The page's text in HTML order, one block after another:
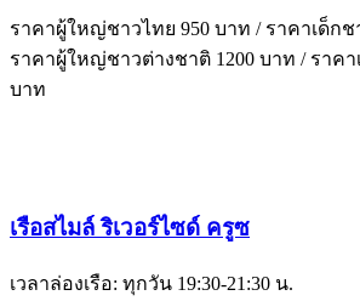
ราคาผู้ใหญ่ชาวไทย 950 บาท / ราคาเด็กช
ราคาผู้ใหญ่ชาวต่างชาติ 1200 บาท / ราคา
บาท
เรือสไมล์ ริเวอร์ไซด์ ครูซ
เวลาล่องเรือ: ทุกวัน 19:30-21:30 น.